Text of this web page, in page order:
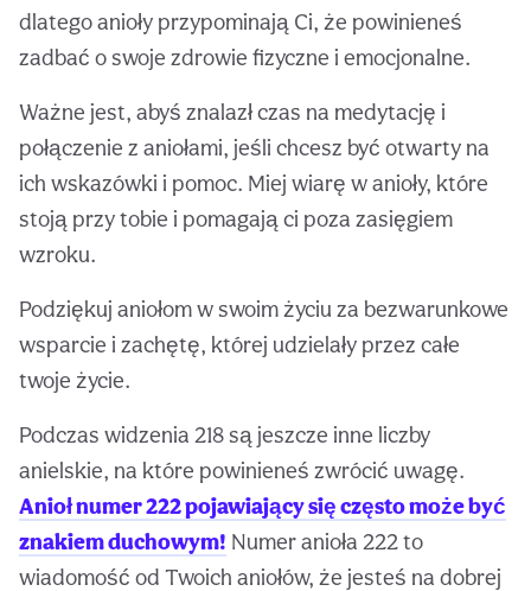
dlatego anioły przypominają Ci, że powinieneś
zadbać o swoje zdrowie fizyczne i emocjonalne.
Ważne jest, abyś znalazł czas na medytację i
połączenie z aniołami, jeśli chcesz być otwarty na
ich wskazówki i pomoc. Miej wiarę w anioły, które
stoją przy tobie i pomagają ci poza zasięgiem
wzroku.
Podziękuj aniołom w swoim życiu za bezwarunkowe
wsparcie i zachętę, której udzielały przez całe
twoje życie.
Podczas widzenia 218 są jeszcze inne liczby
anielskie, na które powinieneś zwrócić uwagę.
Anioł numer 222 pojawiający się często może być
znakiem duchowym! Numer anioła 222 to
wiadomość od Twoich aniołów, że jesteś na dobrej